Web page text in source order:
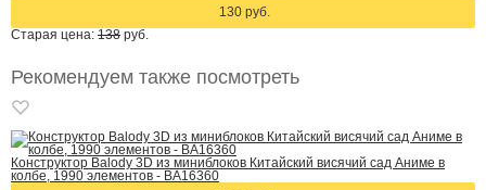
130 руб.
Старая цена: 138 руб.
Рекомендуем также посмотреть
Конструктор Balody 3D из миниблоков Китайский висячий сад Аниме в
колбе, 1990 элементов - BA16360